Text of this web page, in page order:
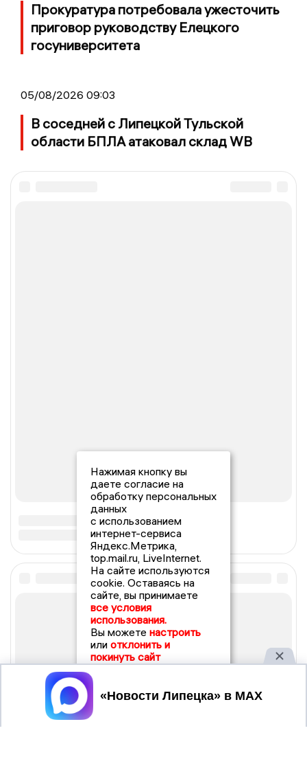
Прокуратура потребовала ужесточить
приговор руководству Елецкого
госуниверситета
05/08/2026 09:03
В соседней с Липецкой Тульской
области БПЛА атаковал склад WB
Нажимая кнопку вы
даете согласие на
обработку персональных
данных
с использованием
интернет-сервиса
Яндекс.Метрика,
top.mail.ru, LiveInternet.
На сайте используются
cookie. Оставаясь на
сайте, вы принимаете
все условия
использования.
Вы можете настроить
или отклонить и
покинуть сайт
Принять